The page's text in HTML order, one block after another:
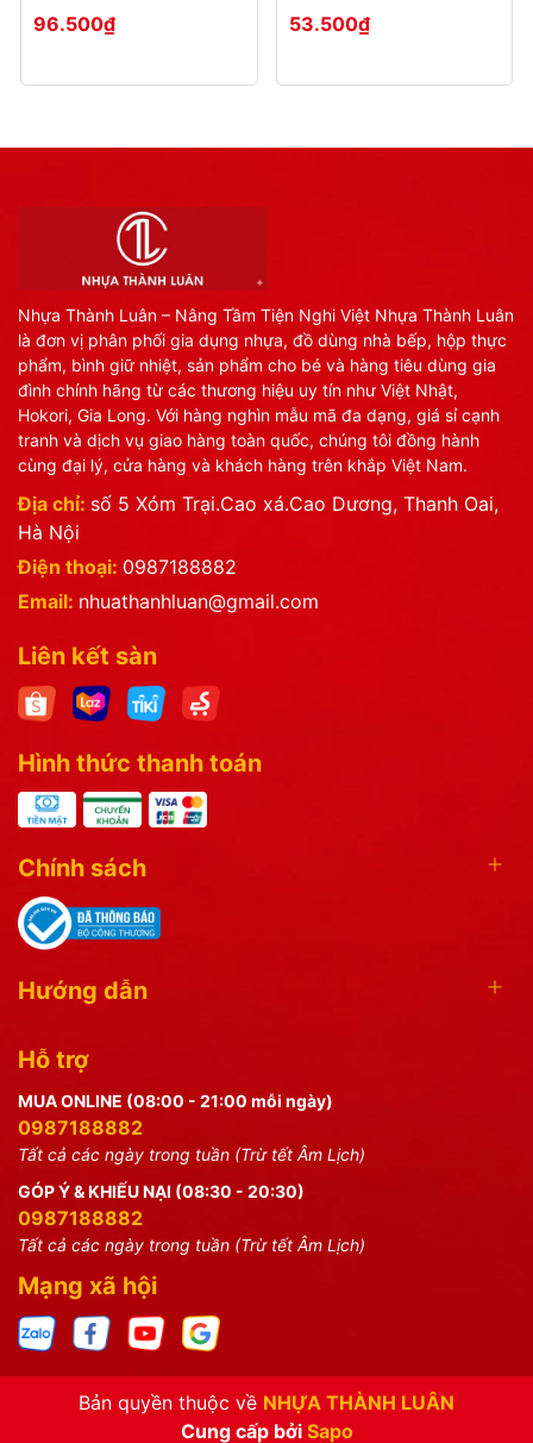
96.500₫
53.500₫
Nhựa Thành Luân – Nâng Tầm Tiện Nghi Việt Nhựa Thành Luân
là đơn vị phân phối gia dụng nhựa, đồ dùng nhà bếp, hộp thực
phẩm, bình giữ nhiệt, sản phẩm cho bé và hàng tiêu dùng gia
đình chính hãng từ các thương hiệu uy tín như Việt Nhật,
Hokori, Gia Long. Với hàng nghìn mẫu mã đa dạng, giá sỉ cạnh
tranh và dịch vụ giao hàng toàn quốc, chúng tôi đồng hành
cùng đại lý, cửa hàng và khách hàng trên khắp Việt Nam.
Địa chỉ: số 5 Xóm Trại.Cao xá.Cao Dương, Thanh Oai,
Hà Nội
Điện thoại: 0987188882
Email: nhuathanhluan@gmail.com
Liên kết sàn
Hình thức thanh toán
Chính sách
Hướng dẫn
Hỗ trợ
MUA ONLINE (08:00 - 21:00 mỗi ngày)
0987188882
Tất cả các ngày trong tuần (Trừ tết Âm Lịch)
GÓP Ý & KHIẾU NẠI (08:30 - 20:30)
0987188882
Tất cả các ngày trong tuần (Trừ tết Âm Lịch)
Mạng xã hội
Bản quyền thuộc về NHỰA THÀNH LUÂN
Cung cấp bởi Sapo